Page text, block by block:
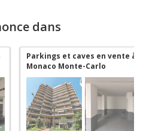
dans
Parkings et caves en vente à
Monaco Monte-Carlo